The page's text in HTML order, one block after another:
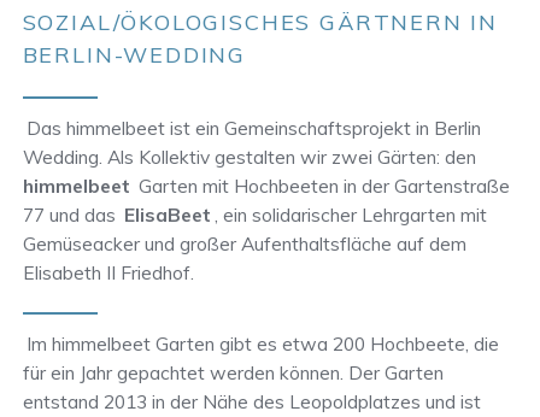
SOZIAL/ÖKOLOGISCHES GÄRTNERN IN
BERLIN-WEDDING
Das himmelbeet ist ein Gemeinschaftsprojekt in Berlin
Wedding. Als Kollektiv gestalten wir zwei Gärten: den
himmelbeet Garten mit Hochbeeten in der Gartenstraße
77 und das ElisaBeet , ein solidarischer Lehrgarten mit
Gemüseacker und großer Aufenthaltsfläche auf dem
Elisabeth II Friedhof.
Im himmelbeet Garten gibt es etwa 200 Hochbeete, die
für ein Jahr gepachtet werden können. Der Garten
entstand 2013 in der Nähe des Leopoldplatzes und ist